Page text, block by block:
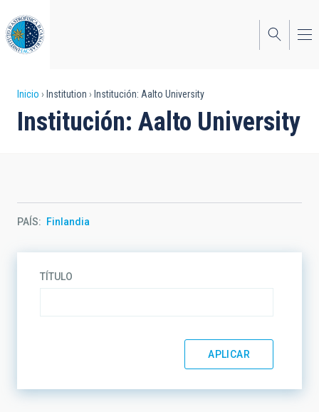
al
contenido
principal
Sobrescribir
enlaces
a
la
navegación
Inicio Institution Institución: Aalto University
Institución: Aalto University
PAÍS Finlandia
TÍTULO